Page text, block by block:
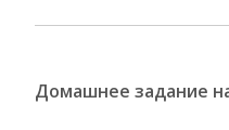
Домашнее задание